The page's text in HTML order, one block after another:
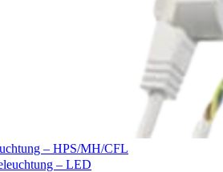
– HPS/MH/CFL
– LED